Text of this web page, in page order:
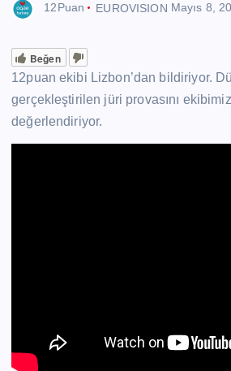
12Puan EUROVISION Mayıs 8,
Beğen
12puan ekibi Lizbon’dan bildiriyor.
gerçekleştirilen jüri provasını
değerlendiriyor.